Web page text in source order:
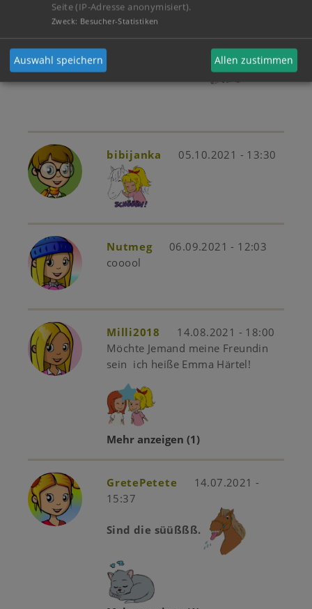
flammelinchen
09:12
bibijanka 05.10.2021 - 13:30
Nutmeg
06.09.2021 - 12:03
cooool
Milli2018
14.08.2021 - 18:00
Möchte Jemand meine Freundin
sein ich heiße Emma Härtel!
Mehr anzeigen (1)
GretePetete
14.07.2021 -
15:37
Sind die süüßßß.
Seite (IP-Adresse anonymisiert).
Zweck: Besucher-Statistiken
Auswahl speichern Allen zustimmen